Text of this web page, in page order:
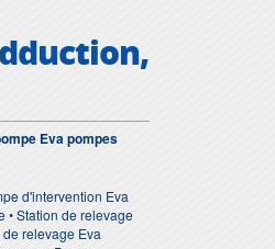
Eva pompes
d'intervention Eva
• Station de relevage
relevage Eva